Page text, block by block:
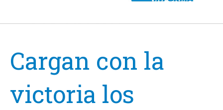
Cargan con la
victoria los